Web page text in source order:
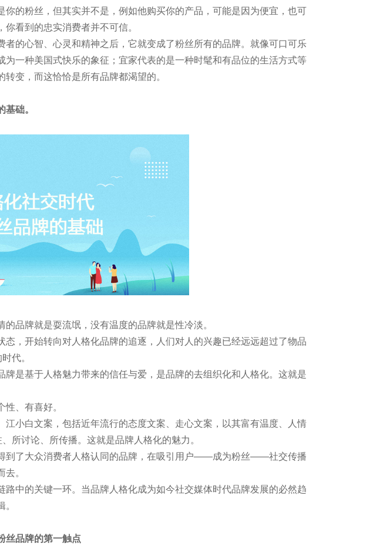
你的粉丝，但其实并不是，例如他购买你的产品，可能是因为便宜，也可
看到的忠实消费者并不可信。
者的心智、心灵和精神之后，它就变成了粉丝所有的品牌。就像可口可乐
为一种美国式快乐的象征；宜家代表的是一种时髦和有品位的生活方式等
变，而这恰恰是所有品牌都渴望的。
础。
品牌就是耍流氓，没有温度的品牌就是性冷淡。
态，开始转向对人格化品牌的追逐，人们对人的兴趣已经远远超过了物品
代。
牌是基于人格魅力带来的信任与爱，是品牌的去组织化和人格化。这就是
、有喜好。
江小白文案，包括近年流行的态度文案、走心文案，以其富有温度、人情
所讨论、所传播。这就是品牌人格化的魅力。
到了大众消费者人格认同的品牌，在吸引用户——成为粉丝——社交传播
。
路中的关键一环。当品牌人格化成为如今社交媒体时代品牌发展的必然趋
丝品牌的第一触点